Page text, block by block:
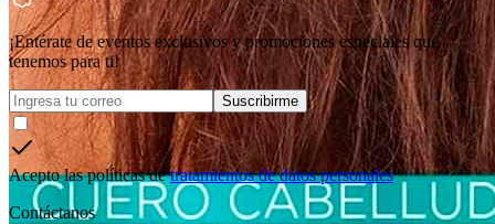
¡Entérate de eventos exclusivos y promociones especiales que
tenemos para ti!
Suscribirme
Acepto las políticas de tratamientos de datos personales
Contáctanos